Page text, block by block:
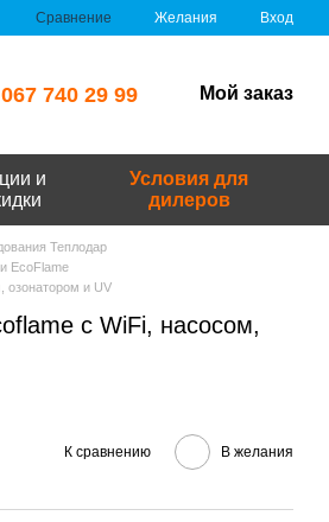
Сравнение Желания Вход
740 29 99 Мой заказ
и
Условия для
дилеров
Теплодар
EcoFlame
озонатором и UV
с WiFi, насосом,
К сравнению В желания